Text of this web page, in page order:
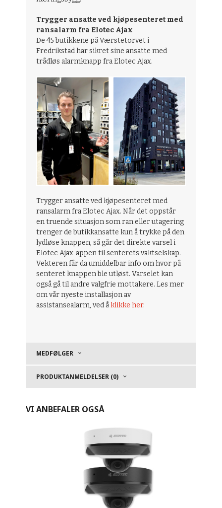
Trygger ansatte ved kjøpesenteret med
ransalarm fra Elotec Ajax
De 45 butikkene på Værstetorvet i
Fredrikstad har sikret sine ansatte med
trådløs alarmknapp fra Elotec Ajax.
Trygger ansatte ved kjøpesenteret med
ransalarm fra Elotec Ajax. Når det oppstår
en truende situasjon som ran eller utagering
trenger de butikkansatte kun å trykke på den
lydløse knappen, så går det direkte varsel i
Elotec Ajax-appen til senterets vaktselskap.
Vekteren får da umiddelbar info om hvor på
senteret knappen ble utløst. Varselet kan
også gå til andre valgfrie mottakere. Les mer
om vår nyeste installasjon av
assistansealarm, ved åklikke her.
MEDFØLGER
PRODUKTANMELDELSER (0)
VI ANBEFALER OGSÅ